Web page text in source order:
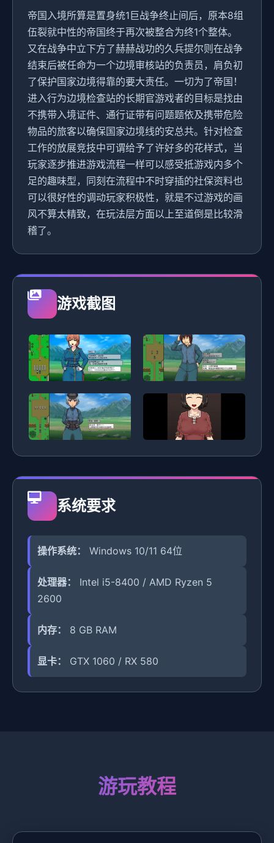
帝国入境所算是置身统1巨战争终止间后，原本8组
伍裂就中性的帝国终于再次被整合为终1个整体。
又在战争中立下方了赫赫战功的久兵提尔则在战争
结束后被任命为一个边境审核站的负责员，肩负初
了保护国家边境得靠的要大责任。一切为了帝国！
进入行为边境检查站的长期官游戏者的目标是找由
不携带入境证件、通行证带有问题题依及携带危险
物品的旅客以确保国家边境线的安总共。针对检查
工作的放展竞技中可谓给予了许好多的花样式，当
玩家逐步推进游戏流程一样可以感受抵游戏内多个
足的趣味型，同刻在流程中不时穿插的社保资料也
可以很好性的调动玩家积极性，就是不过游戏的画
风不算太精致，在玩法层方面以上至道倒是比较滑
稽了。
游戏截图
系统要求
操作系统： Windows 10/11 64位
处理器：
Intel i5-8400 / AMD Ryzen 5
2600
内存： 8 GB RAM
显卡： GTX 1060 / RX 580
游玩教程